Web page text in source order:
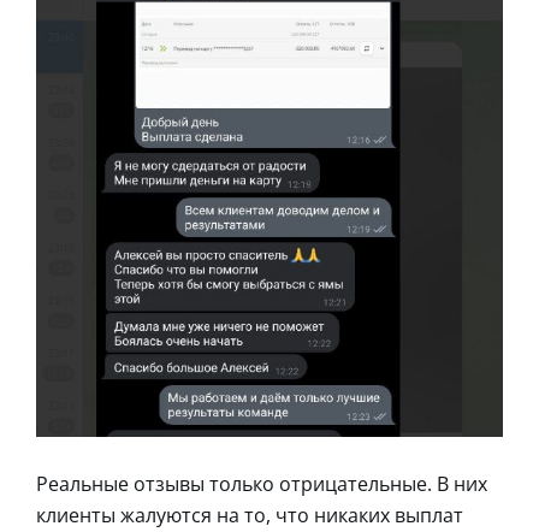
Реальные отзывы только отрицательные. В них
клиенты жалуются на то, что никаких выплат